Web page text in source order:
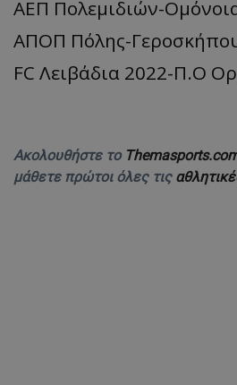
ΑΕΠ Πολεμιδιών-
ΑΠΟΠ Πόλης-
FC Λειβάδια 2022-Π.Ο
Ακολουθήστε το
μάθετε πρώτοι όλες τις